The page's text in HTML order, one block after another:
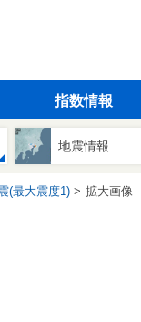
指数情報
地震情報
(最大震度1) 拡大画像